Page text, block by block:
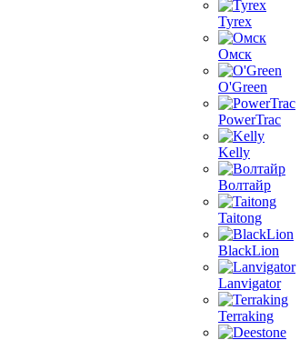
Tyrex
Омск
O'Green
PowerTrac
Kelly
Волтайр
Taitong
BlackLion
Lanvigator
Terraking